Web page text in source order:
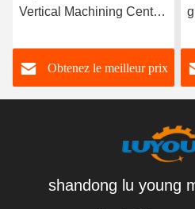
Vertical Machining Center
Obtenez le meilleur prix
shandong lu young